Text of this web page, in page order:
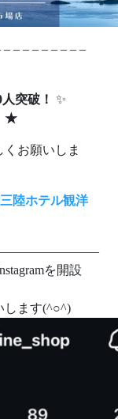
– – – – – – – –
突破！ ✨
★
お願いしま
陸ホテル観洋
を開設
します(^○^)